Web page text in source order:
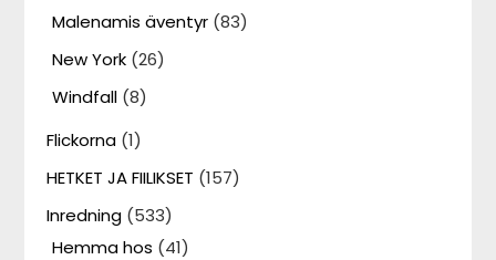
Malenamis äventyr (83)
New York (26)
Windfall (8)
Flickorna (1)
HETKET JA FIILIKSET (157)
Inredning (533)
Hemma hos (41)